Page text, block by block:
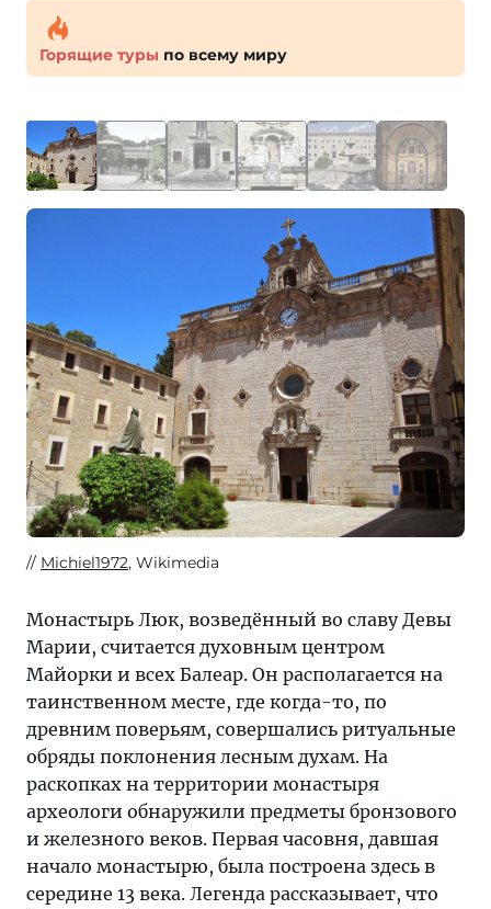
Горящие туры по всему миру
Michiel1972, Wikimedia
Монастырь Люк, возведённый во славу Девы
Марии, считается духовным центром
Майорки и всех Балеар. Он располагается на
таинственном месте, где когда-то, по
древним поверьям, совершались ритуальные
обряды поклонения лесным духам. На
раскопках на территории монастыря
археологи обнаружили предметы бронзового
и железного веков. Первая часовня, давшая
начало монастырю, была построена здесь в
середине 13 века. Легенда рассказывает, что